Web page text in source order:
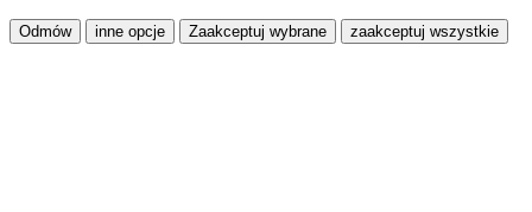
Odmów inne opcje Zaakceptuj wybrane zaakceptuj wszystkie